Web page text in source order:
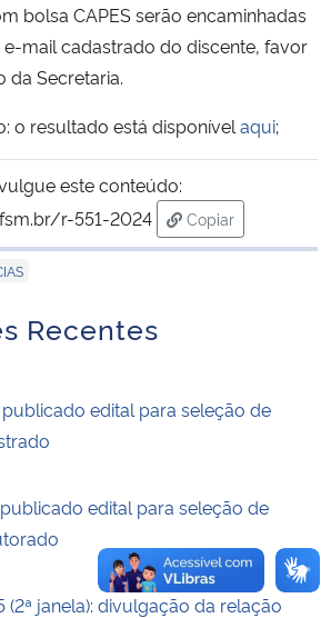
Regional
e dos Direitos Humanos
bolsa CAPES serão encaminhadas
mail cadastrado do discente, favor
da Secretaria.
o resultado está disponível aqui;
este conteúdo:
r-551-2024
Copiar
para área de
Recentes
edital para seleção de
edital para seleção de
janela): divulgação da relação